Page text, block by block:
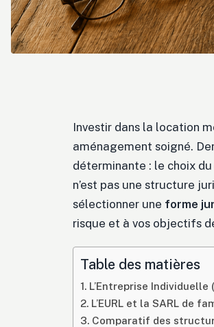
Investir dans la location
aménagement soigné.
déterminante : le choix
n’est pas une structure
sélectionner une forme
risque et à vos objectifs
Table des matières
L’Entreprise
L’EURL et la SARL de
Comparatif des